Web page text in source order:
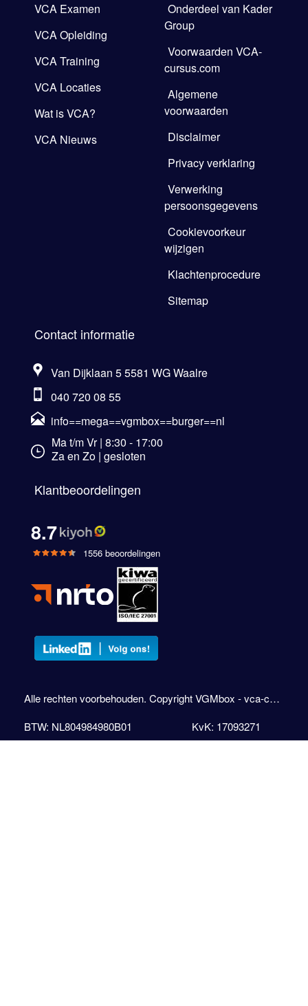
VCA Examen
VCA Opleiding
VCA Training
VCA Locaties
Wat is VCA?
VCA Nieuws
Onderdeel van Kader
Group
Voorwaarden VCA-
cursus.com
Algemene
voorwaarden
Disclaimer
Privacy verklaring
Verwerking
persoonsgegevens
Cookievoorkeur
wijzigen
Klachtenprocedure
Sitemap
Contact informatie
Van Dijklaan 5 5581 WG Waalre
040 720 08 55
info==mega==vgmbox==burger==nl
Ma t/m Vr | 8:30 - 17:00
Za en Zo | gesloten
Klantbeoordelingen
8.7
1556 beoordelingen
Alle rechten voorbehouden. Copyright VGMbox - vca-cursus.com
BTW: NL804984980B01
KvK: 17093271